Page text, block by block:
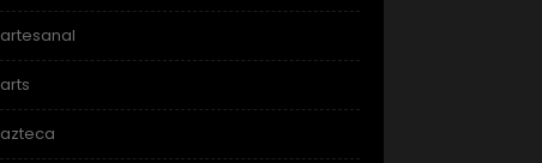
artesanal
arts
azteca